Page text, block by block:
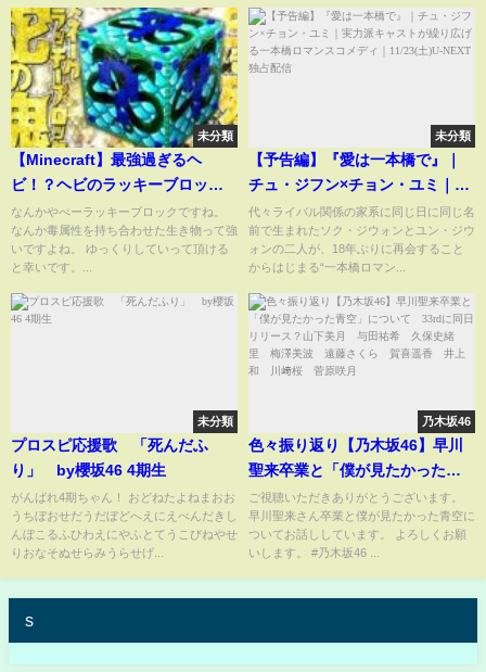
未分類
【Minecraft】最強過ぎるヘ
ビ！？ヘビのラッキーブロック1
スタック使い切るまで生き残
れ！
なんかやべーラッキーブロックですね。
なんか毒属性を持ち合わせた生き物って強
いですよね。 ゆっくりしていって頂ける
と幸いです。...
未分類
【予告編】『愛は一本橋で』｜
チュ・ジフン×チョン・ユミ｜実
力派キャストが繰り広げる一本
橋ロマンスコメディ｜
11/23(土)U-NEXT独占配信
代々ライバル関係の家系に同じ日に同じ名
前で生まれたソク・ジウォンとユン・ジウ
ォンの二人が、18年ぶりに再会すること
からはじまる“一本橋ロマン...
未分類
プロスピ応援歌 「死んだふ
り」 by櫻坂46 4期生
がんばれ4期ちゃん！ おどねたよねまおお
うちぼおせだうだぼどへえにえべんだきし
んぼこるふひわえにやふとてうこびねやせ
りおなそぬせらみうらせげ...
乃木坂46
色々振り返り【乃木坂46】早川
聖来卒業と「僕が見たかった青
空」について 33rdに同日リリ
ース？山下美月 与田祐希 久
保史緒里 梅澤美波 遠藤さく
桜 菅原咲月
ご視聴いただきありがとうございます。
早川聖来さん卒業と僕が見たかった青空に
ついてお話ししています。 よろしくお願
いします。 #乃木坂46 ...
s